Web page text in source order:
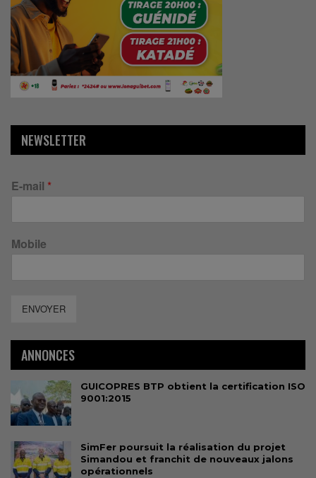
NEWSLETTER
E-mail *
Mobile
ENVOYER
ANNONCES
GUICOPRES BTP obtient la certification ISO
9001:2015
SimFer poursuit la réalisation du projet
Simandou et franchit de nouveaux jalons
opérationnels